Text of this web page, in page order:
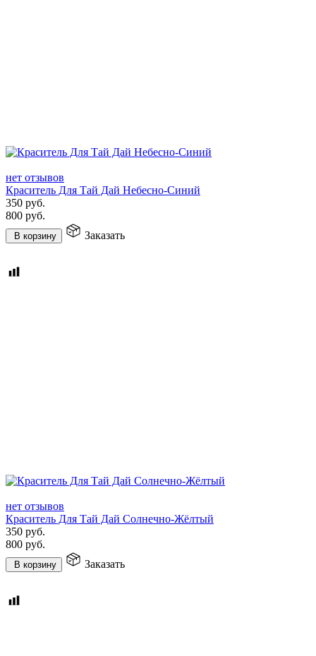
нет отзывов
Краситель Для Тай Дай Небесно-Синий
350 руб.
800 руб.
В корзину Заказать
нет отзывов
Краситель Для Тай Дай Солнечно-Жёлтый
350 руб.
800 руб.
В корзину Заказать